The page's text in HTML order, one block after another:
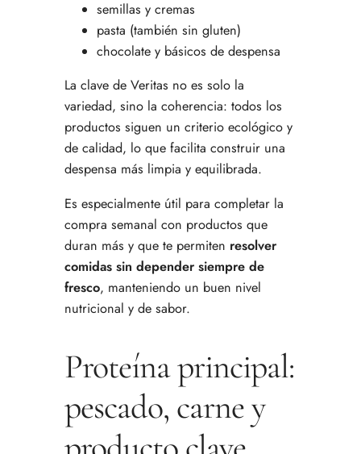
semillas y cremas
pasta (también sin gluten)
chocolate y básicos de despensa
La clave de Veritas no es solo la
variedad, sino la coherencia: todos los
productos siguen un criterio ecológico y
de calidad, lo que facilita construir una
despensa más limpia y equilibrada.
Es especialmente útil para completar la
compra semanal con productos que
duran más y que te permiten resolver
comidas sin depender siempre de
fresco, manteniendo un buen nivel
nutricional y de sabor.
Proteína principal:
pescado, carne y